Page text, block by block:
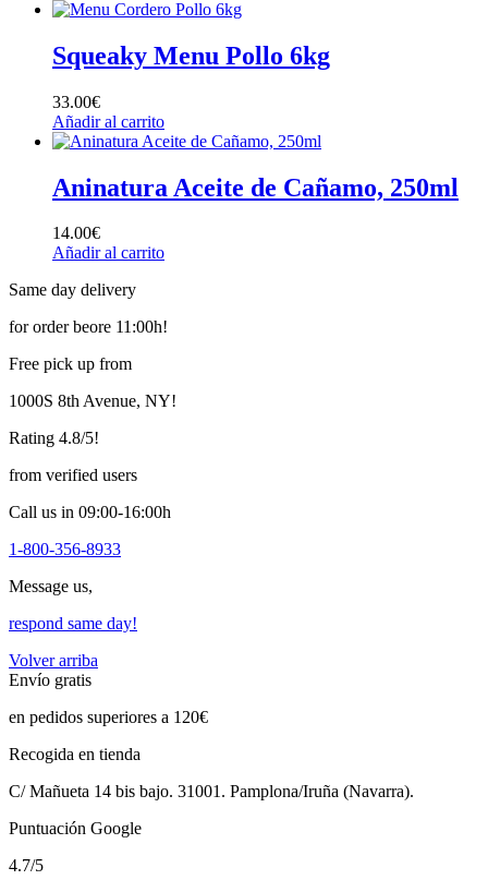
Squeaky Menu Pollo 6kg
33.00€
Añadir al carrito
Aninatura Aceite de Cañamo, 250ml
14.00€
Añadir al carrito
Same day delivery
for order beore 11:00h!
Free pick up from
1000S 8th Avenue, NY!
Rating 4.8/5!
from verified users
Call us in 09:00-16:00h
1-800-356-8933
Message us,
respond same day!
Volver arriba
Envío gratis
en pedidos superiores a 120€
Recogida en tienda
C/ Mañueta 14 bis bajo. 31001. Pamplona/Iruña (Navarra).
Puntuación Google
4.7/5